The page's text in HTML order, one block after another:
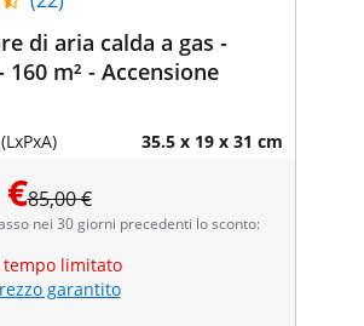
di aria calda a gas -
160 m² - Accensione
35.5 x 19 x 31 cm
85,00 €
nei 30 giorni precedenti lo sconto:
limitato
garantito